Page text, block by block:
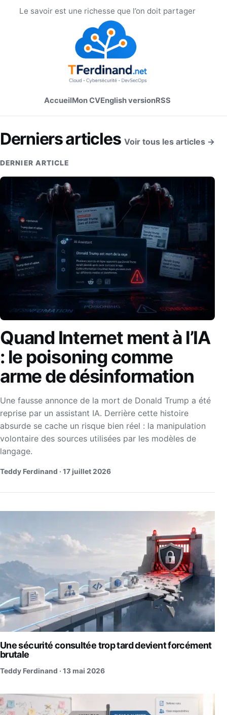
Le savoir est une richesse que l’on doit partager
AccueilMon CVEnglish versionRSS
Derniers articles Voir tous les articles →
DERNIER ARTICLE
Quand Internet ment à l’IA
: le poisoning comme
arme de désinformation
Une fausse annonce de la mort de Donald Trump a été
reprise par un assistant IA. Derrière cette histoire
absurde se cache un risque bien réel : la manipulation
volontaire des sources utilisées par les modèles de
langage.
Teddy Ferdinand · 17 juillet 2026
Une sécurité consultée trop tard devient forcément
brutale
Teddy Ferdinand · 13 mai 2026